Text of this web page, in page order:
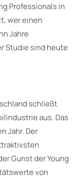
Professionals in
wer einen
Jahre
Studie sind heute
schließt
aus. Das
Jahr. Der
Gunst der Young
von